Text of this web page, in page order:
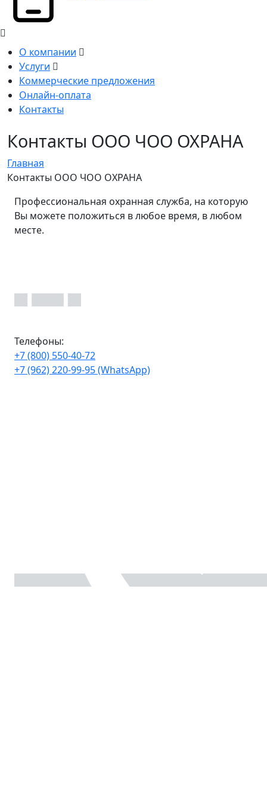
О компании
Услуги
Коммерческие предложения
Онлайн-оплата
Контакты
Контакты ООО ЧОО ОХРАНА
Главная
Контакты ООО ЧОО ОХРАНА
Профессиональная охранная служба, на которую
Вы можете положиться в любое время, в любом
месте.
Телефоны:
+7 (800) 550-40-72
+7 (962) 220-99-95 (WhatsApp)